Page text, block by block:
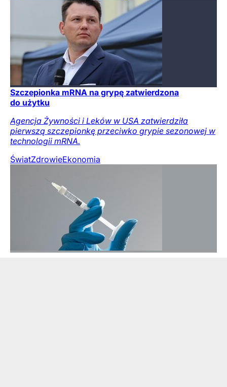
Szczepionka mRNA na grypę zatwierdzona
do użytku
Agencja Żywności i Leków w USA zatwierdziła
pierwszą szczepionkę przeciwko grypie sezonowej w
technologii mRNA.
ŚwiatZdrowieEkonomia